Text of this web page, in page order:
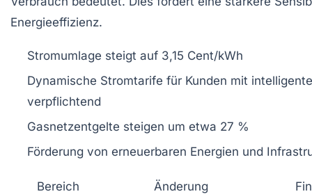
Energieeffizienz.
Stromumlage steigt auf 3,15 Cent/kWh
Dynamische Stromtarife für Kunden mit
verpflichtend
Gasnetzentgelte steigen um etwa 27 %
Förderung von erneuerbaren Energien und
Bereich Änderung